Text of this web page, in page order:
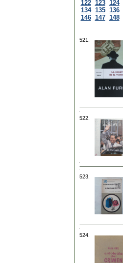
122 123 124
134 135 136
146 147 148
521.
522.
523.
524.